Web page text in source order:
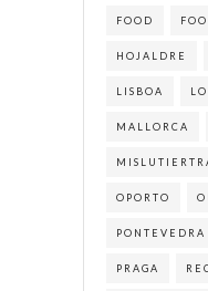
FOOD
HOJALDRE
LISBOA
MALLORCA
OPORTO
PONTEVEDRA
PRAGA